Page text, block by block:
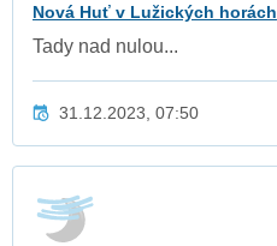
Nová Huť v Lužických horách
Tady nad nulou...
31.12.2023, 07:50